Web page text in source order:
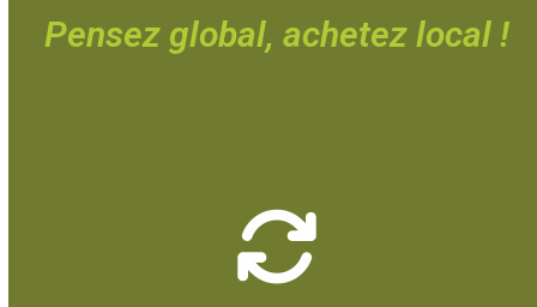
Pensez global, achetez local !